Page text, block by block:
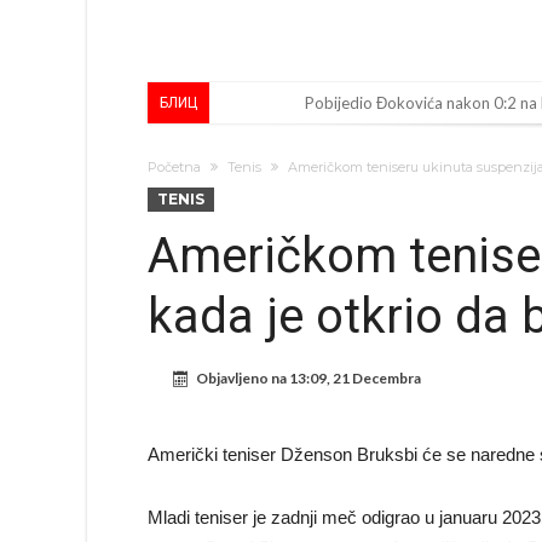
БЛИЦ Pobijedio Đokovića nakon 0:2 na
Zašto je nepoznati italijanski
Veliki udarac za Barcelonu:
Kapiten slavnog kluba ubijen u
Početna Tenis Američkom teniseru ukinuta
TENIS
Američkom
kada je otkrio da
Objavljeno na 13:09, 21 Decembra
Američki teniser Dženson Bruksbi će se naredne
Mladi teniser je zadnji meč odigrao u januaru